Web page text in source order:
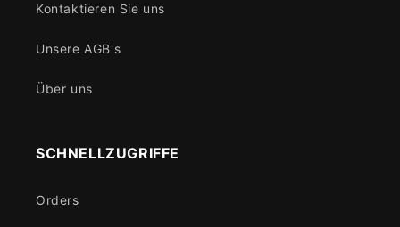
Kontaktieren Sie uns
Unsere AGB's
Über uns
SCHNELLZUGRIFFE
Orders